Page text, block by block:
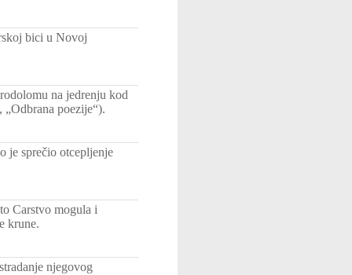
bici u Novoj
na jedrenju kod
poezije“).
je sprečio otcepljenje
Carstvo mogula i
krune.
njegovog